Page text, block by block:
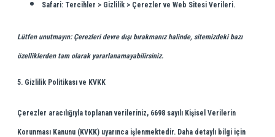
Safari: Tercihler > Gizlilik > Çerezler ve Web Sitesi Verileri.
Lütfen unutmayın: Çerezleri devre dışı bırakmanız halinde, sitemizdeki bazı
özelliklerden tam olarak yararlanamayabilirsiniz.
5. Gizlilik Politikası ve KVKK
Çerezler aracılığıyla toplanan verileriniz, 6698 sayılı Kişisel Verilerin
Korunması Kanunu (KVKK) uyarınca işlenmektedir. Daha detaylı bilgi için